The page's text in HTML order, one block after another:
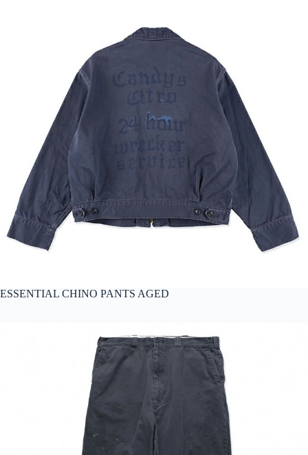
ESSENTIAL CHINO PANTS AGED